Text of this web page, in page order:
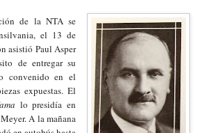
de la NTA se
el 13 de
asistió Paul Asper
de entregar su
convenido en el
expuestas. El
lo presidía en
A la mañana